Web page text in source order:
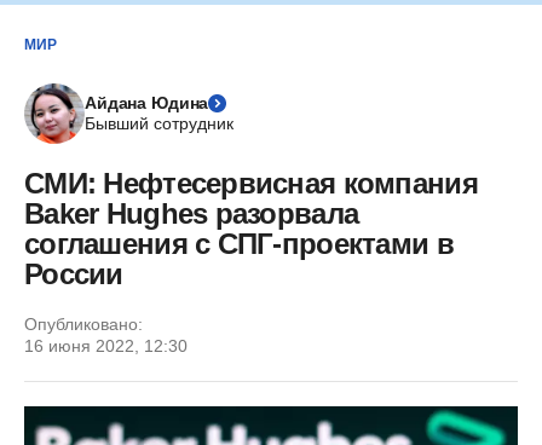
МИР
Айдана Юдина
Бывший сотрудник
СМИ: Нефтесервисная компания
Baker Hughes разорвала
соглашения с СПГ-проектами в
России
Опубликовано:
16 июня 2022, 12:30